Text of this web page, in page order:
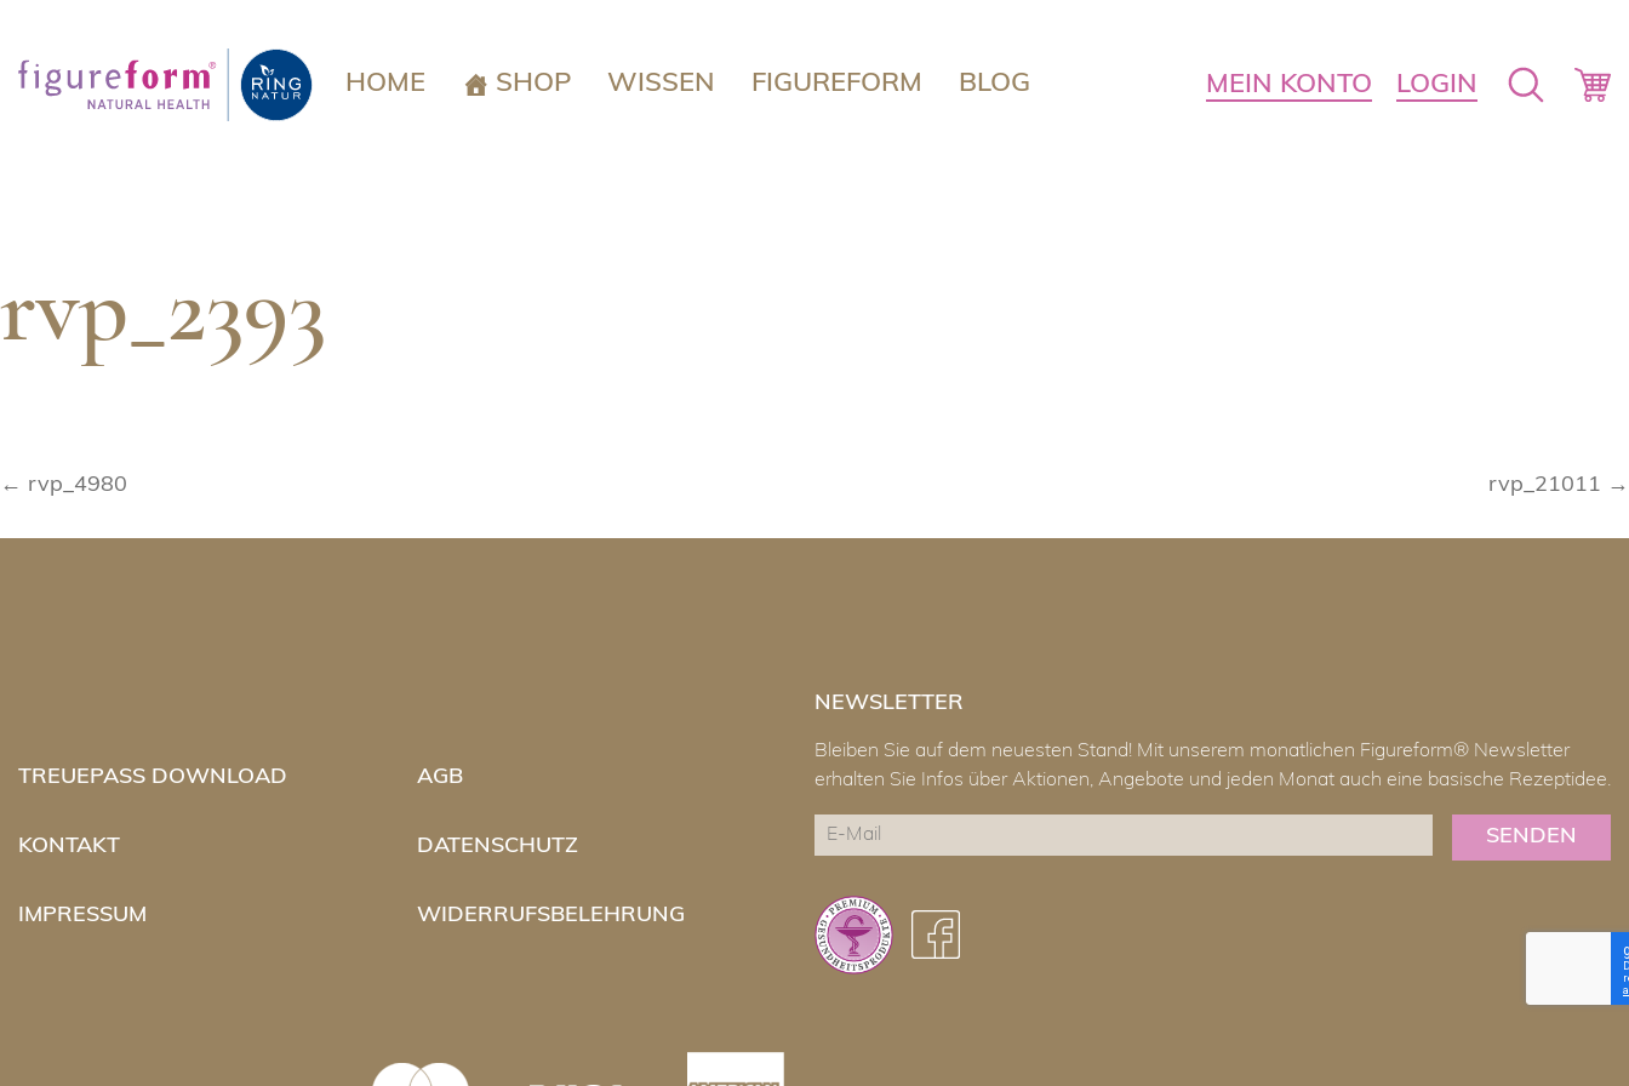
Inhalt
HOME SHOP WISSEN FIGUREFORM BLOG MEIN KONTO LOGIN
rvp_2393
Beitragsnavigation
← rvp_4980 rvp_21011 →
TREUEPASS DOWNLOAD
KONTAKT
IMPRESSUM
AGB
DATENSCHUTZ
WIDERRUFSBELEHRUNG
NEWSLETTER
Bleiben Sie auf dem neuesten Stand! Mit unserem monatlichen Figureform® Newsletter
erhalten Sie Infos über Aktionen, Angebote und jeden Monat auch eine basische Rezeptidee.
E-